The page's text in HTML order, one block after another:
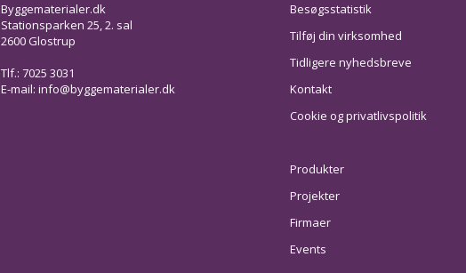
Byggematerialer.dk
Stationsparken 25, 2. sal
2600 Glostrup
Tlf.: 7025 3031
E-mail: info@byggematerialer.dk
Besøgsstatistik
Tilføj din virksomhed
Tidligere nyhedsbreve
Kontakt
Cookie og privatlivspolitik
Produkter
Projekter
Firmaer
Events